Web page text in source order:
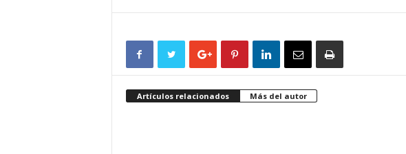
Artículos relacionados Más del autor